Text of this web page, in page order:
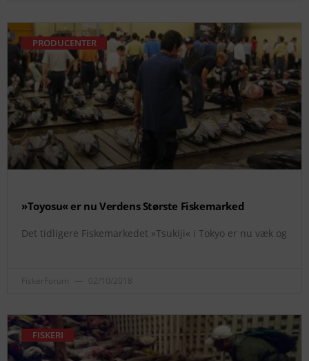
PRODUCENTER
»Toyosu« er nu Verdens Største Fiskemarked
Det tidligere Fiskemarkedet »Tsukiji« i Tokyo er nu væk og
FiskerForum 02/10/2018
FISKERI